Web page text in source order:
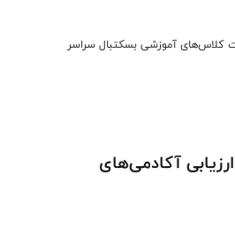
کلاس‌های آموزشی بسکتبال سراسر
آکادمی‌های